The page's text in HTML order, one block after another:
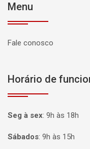
Menu
Fale conosco
Horário de
Seg à sex: 9h às 18h
Sábados: 9h às 15h